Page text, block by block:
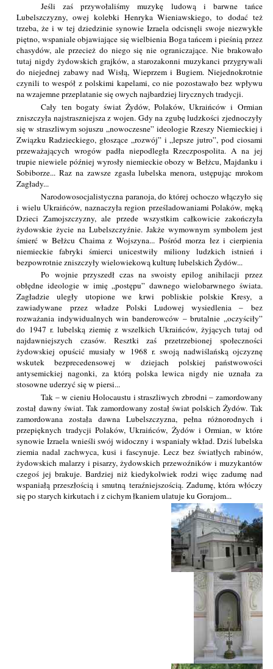
Jeśli zaś przywołaliśmy muzykę ludową i barwne tańce
Lubelszczyzny, owej kolebki Henryka Wieniawskiego, to dodać też
trzeba, że i w tej dziedzinie synowie Izraela odcisnęli swoje niezwykłe
piętno, wspaniale objawiające się wielbienia Boga tańcem i pieśnią przez
chasydów, ale przecież do niego się nie ograniczające. Nie brakowało
tutaj nigdy żydowskich grajków, a starozakonni muzykanci przygrywali
do niejednej zabawy nad Wisłą, Wieprzem i Bugiem. Niejednokrotnie
czynili to wespół z polskimi kapelami, co nie pozostawało bez wpływu
na wzajemne przeplatanie się owych najbardziej lirycznych tradycji.
Cały ten bogaty świat Żydów, Polaków, Ukraińców i Ormian
zniszczyła najstraszniejsza z wojen. Gdy na zgubę ludzkości zjednoczyły
się w straszliwym sojuszu „nowoczesne” ideologie Rzeszy Niemieckiej i
Związku Radzieckiego, głoszące „rozwój” i „lepsze jutro”, pod ciosami
przeważających wrogów padła niepodległa Rzeczpospolita. A na jej
trupie niewiele później wyrosły niemieckie obozy w Bełżcu, Majdanku i
Sobiborze... Raz na zawsze zgasła lubelska menora, ustępując mrokom
Zagłady...
Narodowosocjalistyczna paranoja, do której ochoczo włączyło się
i wielu Ukraińców, naznaczyła region prześladowaniami Polaków, męką
Dzieci Zamojszczyzny, ale przede wszystkim całkowicie zakończyła
żydowskie życie na Lubelszczyźnie. Jakże wymownym symbolem jest
śmierć w Bełżcu Chaima z Wojszyna... Pośród morza łez i cierpienia
niemieckie fabryki śmierci unicestwiły miliony ludzkich istnień i
bezpowrotnie zniszczyły wielowiekową kulturę lubelskich Żydów...
Po wojnie przyszedł czas na swoisty epilog anihilacji przez
obłędne ideologie w imię „postępu” dawnego wielobarwnego świata.
Zagładzie uległy utopione we krwi pobliskie polskie Kresy, a
zawiadywane przez władze Polski Ludowej wysiedlenia – bez
rozważania indywidualnych win banderowców – brutalnie „oczyściły”
do 1947 r. lubelską ziemię z wszelkich Ukraińców, żyjących tutaj od
najdawniejszych czasów. Resztki zaś przetrzebionej społeczności
żydowskiej opuścić musiały w 1968 r. swoją nadwiślańską ojczyznę
wskutek bezprecedensowej w dziejach polskiej państwowości
antysemickiej nagonki, za którą polska lewica nigdy nie uznała za
stosowne uderzyć się w piersi...
Tak – w cieniu Holocaustu i straszliwych zbrodni – zamordowany
został dawny świat. Tak zamordowany został świat polskich Żydów. Tak
zamordowana została dawna Lubelszczyzna, pełna różnorodnych i
przepięknych tradycji Polaków, Ukraińców, Żydów i Ormian, w które
synowie Izraela wnieśli swój widoczny i wspaniały wkład. Dziś lubelska
ziemia nadal zachwyca, kusi i fascynuje. Lecz bez światłych rabinów,
żydowskich malarzy i pisarzy, żydowskich przewoźników i muzykantów
czegoś jej brakuje. Bardziej niż kiedykolwiek rodzi więc zadumę nad
wspaniałą przeszłością i smutną teraźniejszością. Zadumę, która włóczy
się po starych kirkutach i z cichym łkaniem ulatuje ku Gorajom...